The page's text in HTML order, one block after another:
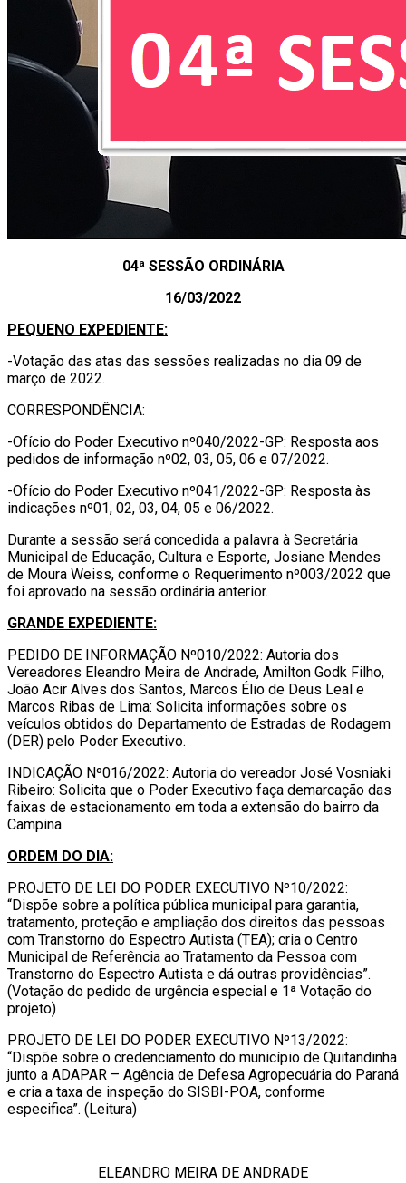
04ª SESSÃO ORDINÁRIA
16/03/2022
PEQUENO EXPEDIENTE:
-Votação das atas das sessões realizadas no dia 09 de
março de 2022.
CORRESPONDÊNCIA:
-Ofício do Poder Executivo nº040/2022-GP: Resposta aos
pedidos de informação nº02, 03, 05, 06 e 07/2022.
-Ofício do Poder Executivo nº041/2022-GP: Resposta às
indicações nº01, 02, 03, 04, 05 e 06/2022.
Durante a sessão será concedida a palavra à Secretária
Municipal de Educação, Cultura e Esporte, Josiane Mendes
de Moura Weiss, conforme o Requerimento nº003/2022 que
foi aprovado na sessão ordinária anterior.
GRANDE EXPEDIENTE:
PEDIDO DE INFORMAÇÃO Nº010/2022: Autoria dos
Vereadores Eleandro Meira de Andrade, Amilton Godk Filho,
João Acir Alves dos Santos, Marcos Élio de Deus Leal e
Marcos Ribas de Lima: Solicita informações sobre os
veículos obtidos do Departamento de Estradas de Rodagem
(DER) pelo Poder Executivo.
INDICAÇÃO Nº016/2022: Autoria do vereador José Vosniaki
Ribeiro: Solicita que o Poder Executivo faça demarcação das
faixas de estacionamento em toda a extensão do bairro da
Campina.
ORDEM DO DIA:
PROJETO DE LEI DO PODER EXECUTIVO Nº10/2022:
“Dispõe sobre a política pública municipal para garantia,
tratamento, proteção e ampliação dos direitos das pessoas
com Transtorno do Espectro Autista (TEA); cria o Centro
Municipal de Referência ao Tratamento da Pessoa com
Transtorno do Espectro Autista e dá outras providências”.
(Votação do pedido de urgência especial e 1ª Votação do
projeto)
PROJETO DE LEI DO PODER EXECUTIVO Nº13/2022:
“Dispõe sobre o credenciamento do município de Quitandinha
junto a ADAPAR – Agência de Defesa Agropecuária do Paraná
e cria a taxa de inspeção do SISBI-POA, conforme
especifica”. (Leitura)
ELEANDRO MEIRA DE ANDRADE